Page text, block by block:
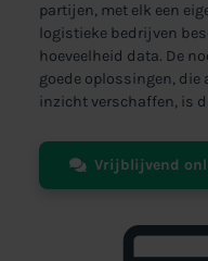
partijen, met elk een
logistieke bedrijven
hoeveelheid data. De
goede oplossingen, die
inzicht verschaffen, is
Vrijblijvend